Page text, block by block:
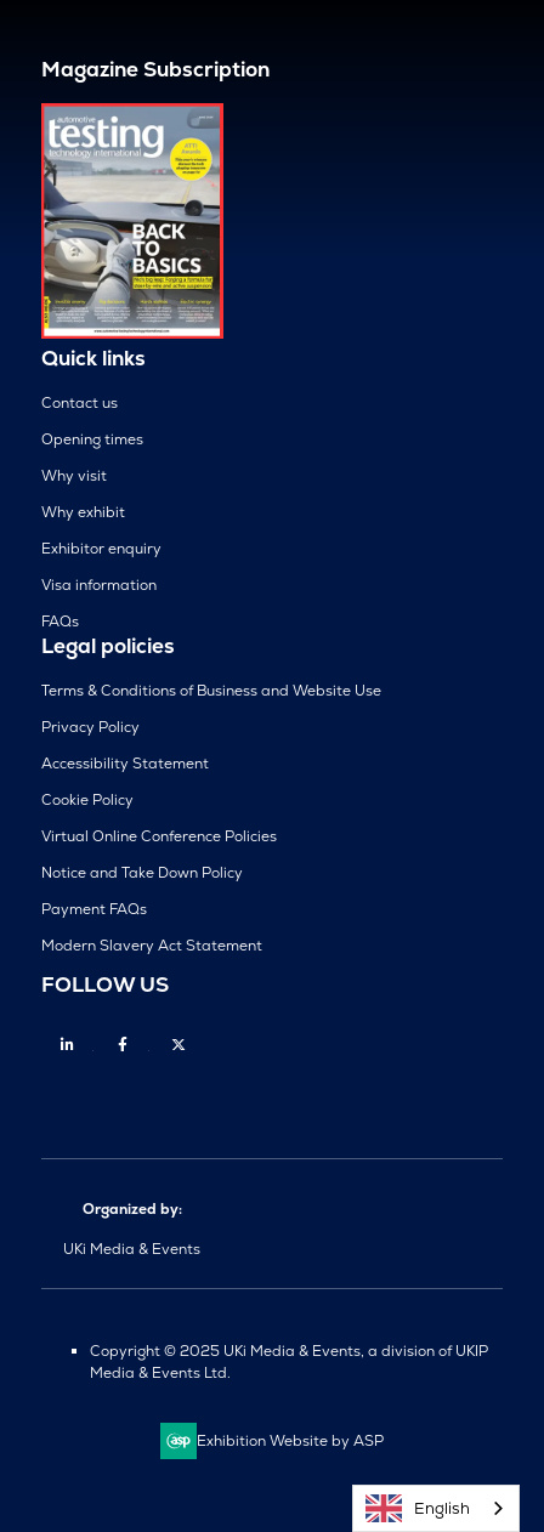
Magazine Subscription
Quick links
Contact us
Opening times
Why visit
Why exhibit
Exhibitor enquiry
Visa information
FAQs
Legal policies
Terms & Conditions of Business and Website Use
Privacy Policy
Accessibility Statement
Cookie Policy
Virtual Online Conference Policies
Notice and Take Down Policy
Payment FAQs
Modern Slavery Act Statement
FOLLOW US
Linkedin Facebook
Organized by:
UKi Media & Events
Copyright © 2025 UKi Media & Events, a division of UKIP
Media & Events Ltd.
Exhibition Website by ASP
English